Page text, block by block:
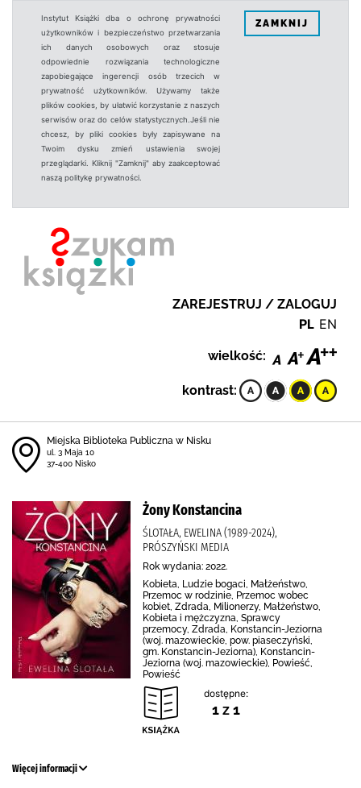
Instytut Książki dba o ochronę prywatności
użytkowników i bezpieczeństwo przetwarzania
ich danych osobowych oraz stosuje
odpowiednie rozwiązania technologiczne
zapobiegające ingerencji osób trzecich w
prywatność użytkowników. Używamy także
plików cookies, by ułatwić korzystanie z naszych
serwisów oraz do celów statystycznych.Jeśli nie
chcesz, by pliki cookies były zapisywane na
Twoim dysku zmień ustawienia swojej
przeglądarki. Kliknij "Zamknij" aby zaakceptować
naszą politykę prywatności.
ZAMKNIJ
ZAREJESTRUJ / ZALOGUJ
PL EN
wielkość:
kontrast:
Miejska Biblioteka Publiczna w Nisku
ul. 3 Maja 10
37-400 Nisko
Żony Konstancina
ŚLOTAŁA, EWELINA (1989-2024),
PRÓSZYŃSKI MEDIA
Rok wydania: 2022.
Kobieta, Ludzie bogaci, Małżeństwo,
Przemoc w rodzinie, Przemoc wobec
kobiet, Zdrada, Milionerzy, Małżeństwo,
Kobieta i mężczyzna, Sprawcy
przemocy, Zdrada, Konstancin-Jeziorna
(woj. mazowieckie, pow. piaseczyński,
gm. Konstancin-Jeziorna), Konstancin-
Jeziorna (woj. mazowieckie), Powieść,
Powieść
dostępne:
1 z 1
Więcej informacji